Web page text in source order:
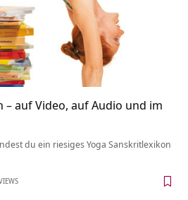
– auf Video, auf Audio und im
du ein riesiges Yoga Sanskritlexikon